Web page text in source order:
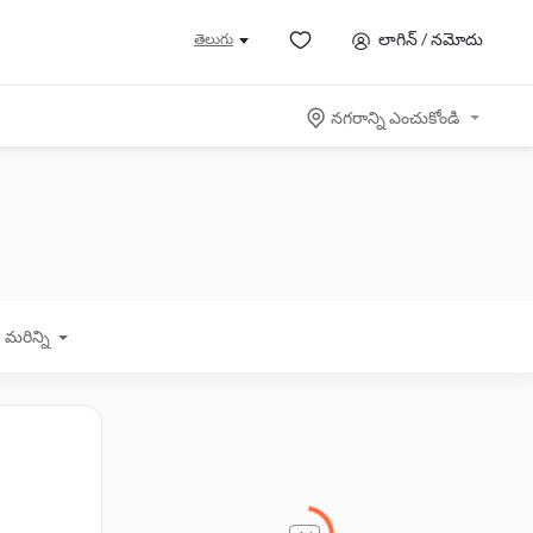
తెలుగు లాగిన్ / నమోదు
నగరాన్ని ఎంచుకోండి
మరిన్ని